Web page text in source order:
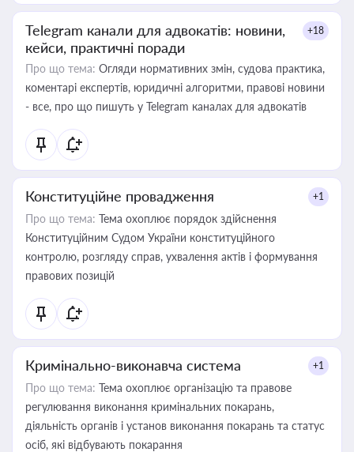
Telegram канали для адвокатів: новини,
кейси, практичні поради
+18
Про що тема: Огляди нормативних змін, судова практика,
коментарі експертів, юридичні алгоритми, правові новини
- все, про що пишуть у Telegram каналах для адвокатів
Конституційне провадження +1
Про що тема: Тема охоплює порядок здійснення
Конституційним Судом України конституційного
контролю, розгляду справ, ухвалення актів і формування
правових позицій
Кримінально-виконавча система +1
Про що тема: Тема охоплює організацію та правове
регулювання виконання кримінальних покарань,
діяльність органів і установ виконання покарань та статус
осіб, які відбувають покарання